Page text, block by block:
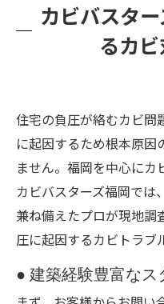
カビバスタ
るカ
住宅の負圧が絡むカビ問
に起因するため根本原因
ません。福岡を中心にカ
カビバスターズ福岡では
兼ね備えたプロが現地調
圧に起因するカビトラブ
● 建築経験豊富なス